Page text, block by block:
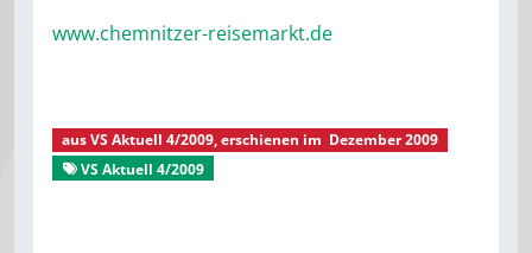
www.chemnitzer-reisemarkt.de
ausVS Aktuell 4/2009, erschienen im Dezember 2009
VS Aktuell 4/2009